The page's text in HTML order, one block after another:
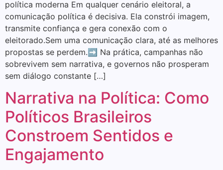
política moderna Em qualquer cenário eleitoral, a
comunicação política é decisiva. Ela constrói imagem,
transmite confiança e gera conexão com o
eleitorado.Sem uma comunicação clara, até as melhores
propostas se perdem.➡️ Na prática, campanhas não
sobrevivem sem narrativa, e governos não prosperam
sem diálogo constante […]
Narrativa na Política: Como
Políticos Brasileiros
Constroem Sentidos e
Engajamento